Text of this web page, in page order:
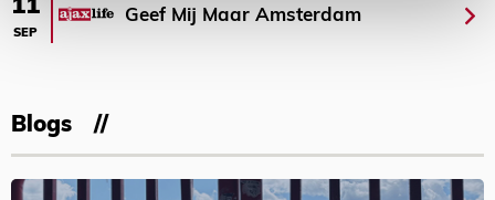
11
SEP
Geef Mij Maar Amsterdam
Blogs